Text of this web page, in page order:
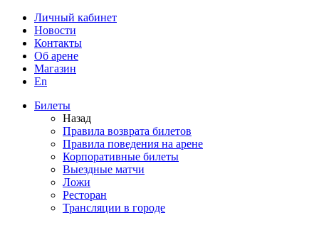
Личный кабинет
Новости
Контакты
Об арене
Магазин
En
Билеты
Назад
Правила возврата билетов
Правила поведения на арене
Корпоративные билеты
Выездные матчи
Ложи
Ресторан
Трансляции в городе